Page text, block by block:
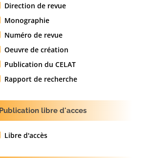
Direction de revue
Monographie
Numéro de revue
Oeuvre de création
Publication du CELAT
Rapport de recherche
Publication libre d'acces
Libre d'accès